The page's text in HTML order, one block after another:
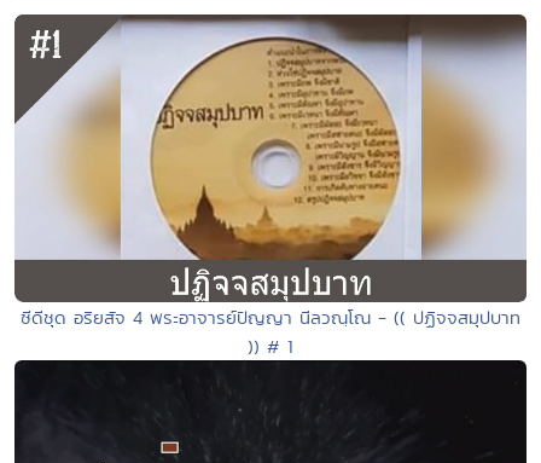
ซีดีชุด อริยสัจ 4 พระอาจารย์ปัญญา นีลวณฺโณ - (( ปฏิจจสมุปบาท
)) # 1